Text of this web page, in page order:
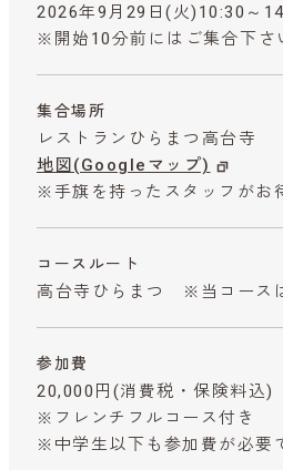
2026年9月29日(火)10:30～
※開始10分前にはご集合下さ
集合場所
レストランひらまつ高台寺
地図(Googleマップ)
※手旗を持ったスタッフがお
コースルート
高台寺ひらまつ ※当コース
参加費
20,000円 (消費税・保険料込)
※フレンチフルコース付き
※中学生以下も参加費が必要